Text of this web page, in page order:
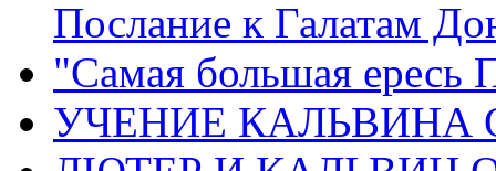
Послание к Галатам
"Самая большая ересь
УЧЕНИЕ КАЛЬВИНА